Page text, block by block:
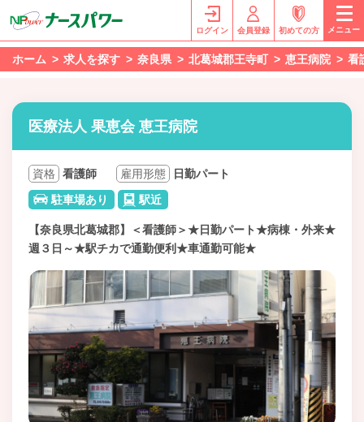
ログイン 会員登録 初めての方 メニュー
ホーム 求人を探す 奈良県 北葛城郡王寺町 恵王病院 看
医療法人 果恵会 恵王病院
資格 看護師 雇用形態
日勤パート
駐車場あり
駅近
【奈良県北葛城郡】＜看護師＞★日勤パート★病棟・外来★
週３日～★駅チカで通勤便利★車通勤可能★